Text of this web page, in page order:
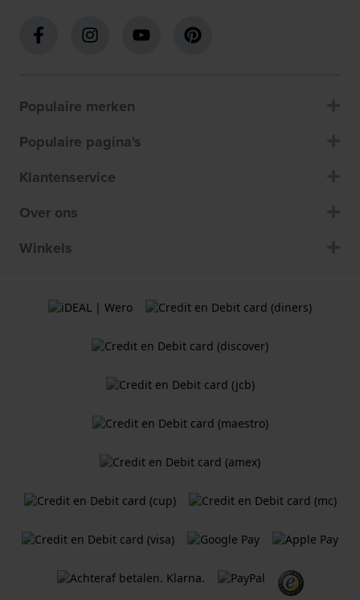
Populaire merken
Populaire pagina's
Klantenservice
Over ons
Winkels